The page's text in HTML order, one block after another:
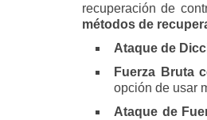
recuperación de
métodos de
Ataque de
Fuerza Bruta
opción de usar
Ataque de